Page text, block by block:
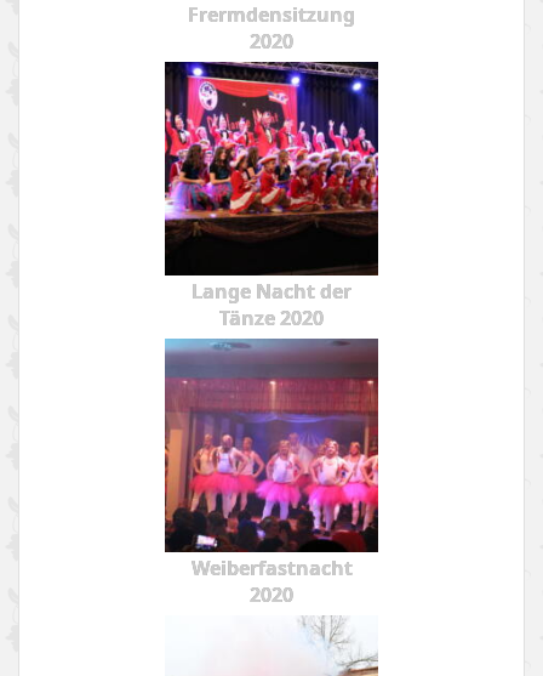
Frermdensitzung
2020
Lange Nacht der
Tänze 2020
Weiberfastnacht
2020